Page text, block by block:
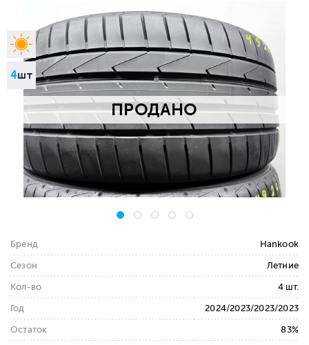
Сезон
Все
Количество
Все
ПОДОБРАТЬ
ПРОДАНО
4шт
Бренд Hankook
Сезон Летние
Кол-во 4 шт.
Год 2024/2023/2023/2023
Остаток 83%